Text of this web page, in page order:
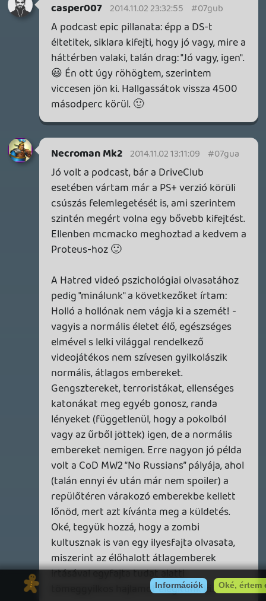
Rehynn 2014.11.01 09:56:26 #07gtw
Távol álljon tőlünk, hogy kötözködősek
legyünk, hisz tudjuk, hogy te különösen
nem szereted, ha valaki kötözködős.
Lavitz 2014.11.01 09:47:30
Lavitz 2014.11.01 09:47:30 #07gtv
baromság is mindkét oldalról lehet
támadni! Azért novemberi podcast mert
már az van de a hírek/témák októberiek.
Akkor lenne helyes a novemberi név ha
hónap közepén adnátok ki és olyan témák
is benne lennének amik az adott hónapra
jellemzőek pl új játékmegjelenések stb. Ez
hogy az adott hónap témáit játékait
beszéltétek meg sokkal logikusabb volt
hogy az adott hónap legyen a podcast
bugyuta magyarázat csak vicc.
Inkább ha frissek és nem kötözködősek
akartok lenni, simán számozzátok
Gamer365 Podcast 95
quietsniper 2014.11.01 09:28:18 #07gtu
Proteus. 😃 Mondjuk úgy, hogy én se
igazán tudtam hová tenni. Pedig
összességében szép értékeléseket kapott.
Totti5 2014.11.01 08:20:58 #07gtt
BF 4
PS4 version, you're getting a 1600x900
image scaled to whichever output you'd
prefer, while the Xbox One trots behind
with a 1280x720
Dude 2014.11.01 03:24:58 #07gts
Most majd a harmadikat elméletileg.